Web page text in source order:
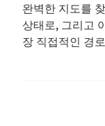
완벽한 지도를
상태로, 그리고
장 직접적인 경